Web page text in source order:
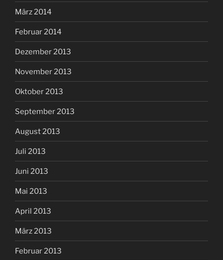
März 2014
Februar 2014
Dezember 2013
November 2013
Oktober 2013
September 2013
August 2013
Juli 2013
Juni 2013
Mai 2013
April 2013
März 2013
Februar 2013